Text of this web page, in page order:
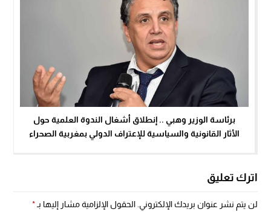
برئاسة الوزير وهبي .. إنطلاق أشغال الندوة العلمية حول
الأثار القانونية والسياسية للإعتراف الدولي بمغربية الصحراء
اترك تعليق
لن يتم نشر عنوان بريدك الإلكتروني. الحقول الإلزامية مشار إليها بـ*